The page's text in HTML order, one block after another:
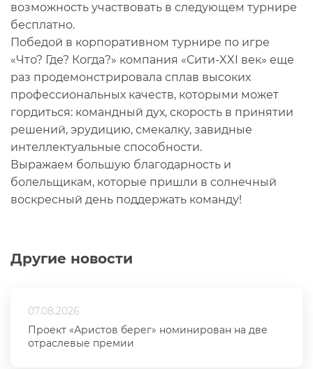
Другие новости
07.08.2026
Проект «Аристов берег» номинирован на две
отраслевые премии
возможность участвовать в следующем турнире
бесплатно.
Победой в корпоративном турнире по игре
«Что? Где? Когда?» компания «Сити-XXI век» еще
раз продемонстрировала сплав высоких
профессиональных качеств, которыми может
гордиться: командный дух, скорость в принятии
решений, эрудицию, смекалку, завидные
интеллектуальные способности.
Выражаем большую благодарность и
болельщикам, которые пришли в солнечный
воскресный день поддержать команду!